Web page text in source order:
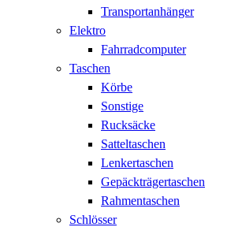
Transportanhänger
Elektro
Fahrradcomputer
Taschen
Körbe
Sonstige
Rucksäcke
Satteltaschen
Lenkertaschen
Gepäckträgertaschen
Rahmentaschen
Schlösser